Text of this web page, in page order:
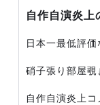
自作自演炎
日本一最低評
硝子張り部屋覗
自作自演炎上